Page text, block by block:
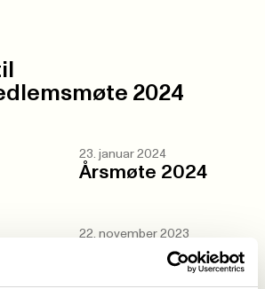
2024
23. januar 2024
Årsmøte 2024
22. november 2023
Julemedlemsmøte